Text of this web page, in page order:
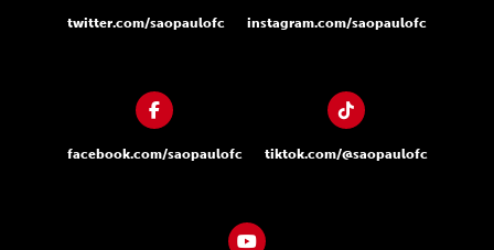
twitter.com/saopaulofc instagram.com/saopaulofc
facebook.com/saopaulofc tiktok.com/@saopaulofc